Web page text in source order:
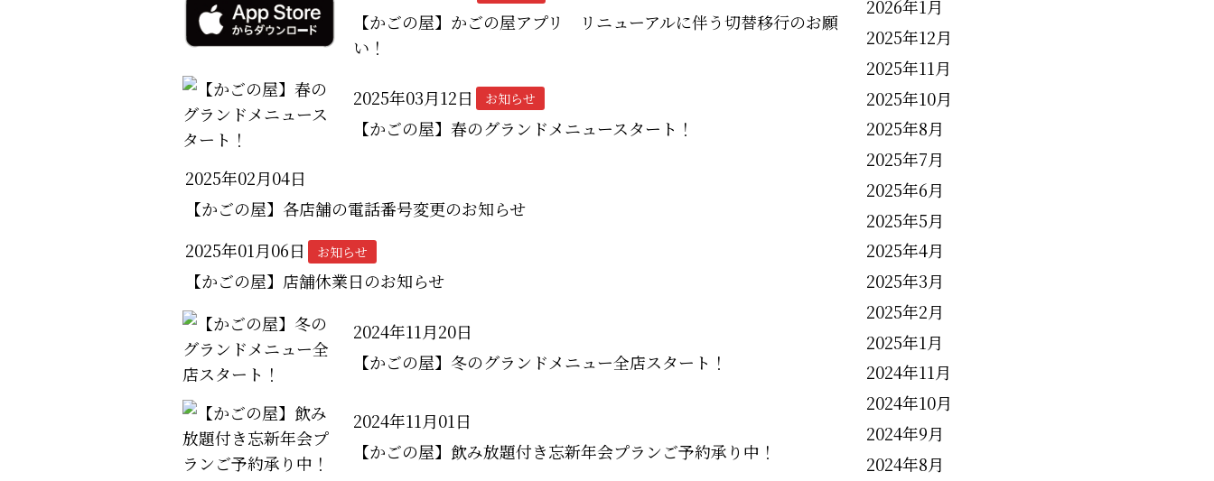
【かごの屋】かごの屋アプリ リニューアルに伴う切替移行のお願
い！
2025年03月12日 お知らせ
【かごの屋】春のグランドメニュースタート！
2025年02月04日
【かごの屋】各店舗の電話番号変更のお知らせ
2025年01月06日
お知らせ
【かごの屋】店舗休業日のお知らせ
2024年11月20日
【かごの屋】冬のグランドメニュー全店スタート！
2024年11月01日
【かごの屋】飲み放題付き忘新年会プランご予約承り中！
2026年1月
2025年12月
2025年11月
2025年10月
2025年8月
2025年7月
2025年6月
2025年5月
2025年4月
2025年3月
2025年2月
2025年1月
2024年11月
2024年10月
2024年9月
2024年8月